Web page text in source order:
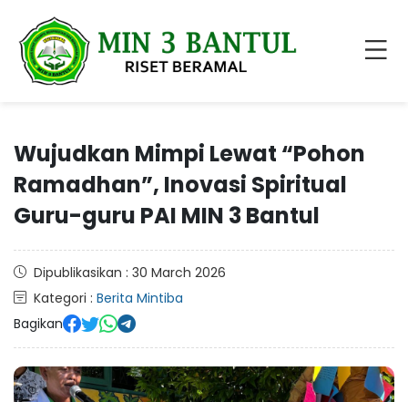
Wujudkan Mimpi Lewat “Pohon
Ramadhan”, Inovasi Spiritual
Guru-guru PAI MIN 3 Bantul
Dipublikasikan : 30 March 2026
Kategori : Berita Mintiba
Bagikan